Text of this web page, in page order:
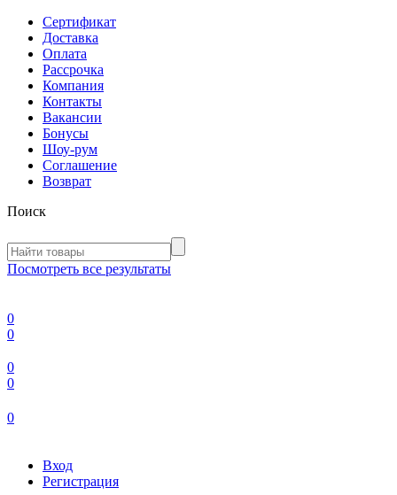
Сертификат
Доставка
Оплата
Рассрочка
Компания
Контакты
Вакансии
Бонусы
Шоу-рум
Соглашение
Возврат
Поиск
Посмотреть все результаты
0
0
0
0
0
Вход
Регистрация